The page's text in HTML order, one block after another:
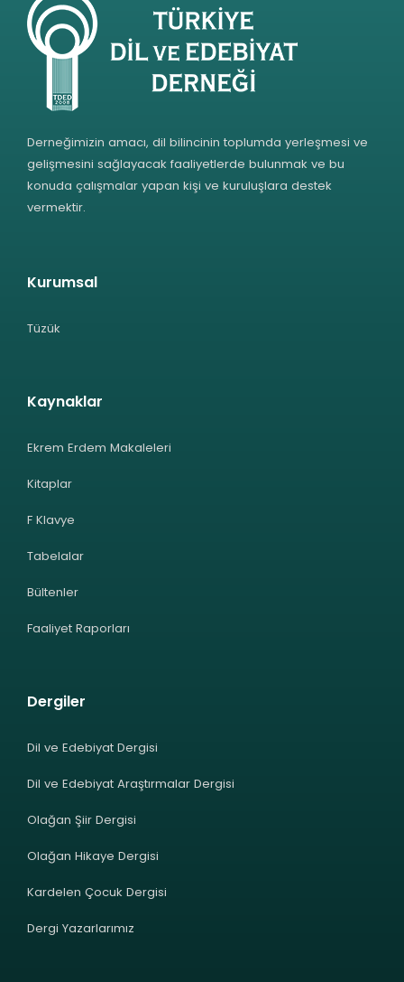
Derneğimizin amacı, dil bilincinin toplumda yerleşmesi ve
gelişmesini sağlayacak faaliyetlerde bulunmak ve bu
konuda çalışmalar yapan kişi ve kuruluşlara destek
vermektir.
Kurumsal
Tüzük
Kaynaklar
Ekrem Erdem Makaleleri
Kitaplar
F Klavye
Tabelalar
Bültenler
Faaliyet Raporları
Dergiler
Dil ve Edebiyat Dergisi
Dil ve Edebiyat Araştırmalar Dergisi
Olağan Şiir Dergisi
Olağan Hikaye Dergisi
Kardelen Çocuk Dergisi
Dergi Yazarlarımız